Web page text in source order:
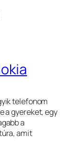
telefonom
a gyereket, egy
a
amit